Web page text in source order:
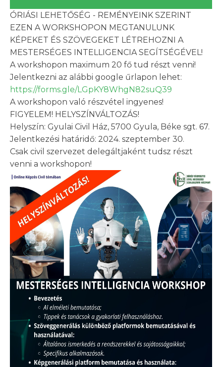
ÓRIÁSI LEHETŐSÉG - REMÉNYEINK SZERINT
EZEN A WORKSHOPON MEGTANULUNK
KÉPEKET ÉS SZÖVEGEKET LÉTREHOZNI A
MESTERSÉGES INTELLIGENCIA SEGÍTSÉGÉVEL!
A workshopon maximum 20 fő tud részt venni!
Jelentkezni az alábbi google űrlapon lehet:
https://forms.gle/LGpKY8WhgN82suQ39
A workshopon való részvétel ingyenes!
FIGYELEM! HELYSZÍNVÁLTOZÁS!
Helyszín: Gyulai Civil Ház, 5700 Gyula, Béke sgt. 67.
Jelentkezési határidő: 2024. szeptember 30.
Csak civil szervezet delegáltjaként tudsz részt
venni a workshopon!